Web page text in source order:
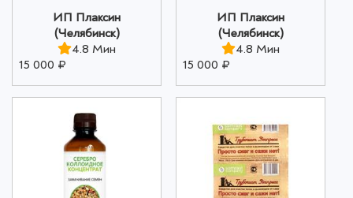
ИП Плаксин
(Челябинск)
4.8 Мин
15 000 ₽
ИП Плаксин
(Челябинск)
4.8 Мин
15 000 ₽